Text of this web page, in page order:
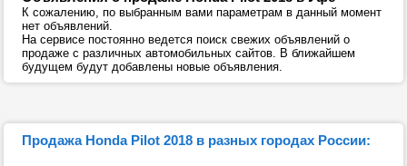
К сожалению, по выбранным вами параметрам в данный момент
нет объявлений.
На сервисе постоянно ведется поиск свежих объявлений о
продаже с различных автомобильных сайтов. В ближайшем
будущем будут добавлены новые объявления.
Продажа Honda Pilot 2018 в разных городах России: